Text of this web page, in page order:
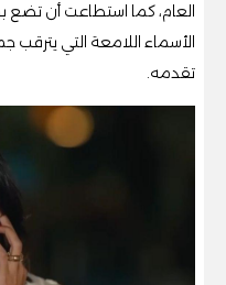
العام، كما استطاعت أن تضع
الأسماء اللامعة التي
تقدمه.